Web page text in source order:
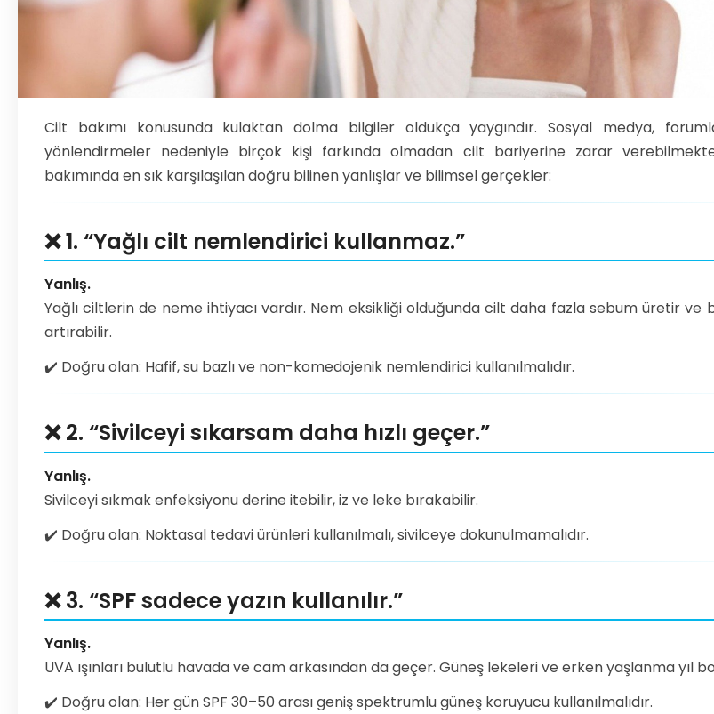
Cilt bakımı konusunda kulaktan dolma bilgiler oldukça yaygındır. Sosyal medya,
yönlendirmeler nedeniyle birçok kişi farkında olmadan cilt bariyerine zarar
bakımında en sık karşılaşılan doğru bilinen yanlışlar ve bilimsel gerçekler:
❌ 1. “Yağlı cilt nemlendirici kullanmaz.”
Yanlış.
Yağlı ciltlerin de neme ihtiyacı vardır. Nem eksikliği olduğunda cilt daha fazla sebum üretir ve
artırabilir.
✔️ Doğru olan: Hafif, su bazlı ve non-komedojenik nemlendirici kullanılmalıdır.
❌ 2. “Sivilceyi sıkarsam daha hızlı geçer.”
Yanlış.
Sivilceyi sıkmak enfeksiyonu derine itebilir, iz ve leke bırakabilir.
✔️ Doğru olan: Noktasal tedavi ürünleri kullanılmalı, sivilceye dokunulmamalıdır.
❌ 3. “SPF sadece yazın kullanılır.”
Yanlış.
UVA ışınları bulutlu havada ve cam arkasından da geçer. Güneş lekeleri ve erken yaşlanma yıl
✔️ Doğru olan: Her gün SPF 30–50 arası geniş spektrumlu güneş koruyucu kullanılmalıdır.